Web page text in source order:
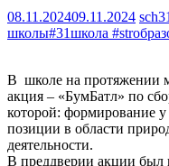
08.11.202409.11.2024
школы#31школа
В школе на протяжении
акция – «БумБатл» по
которой: формирование
позиции в области
деятельности.
В преддверии акции был